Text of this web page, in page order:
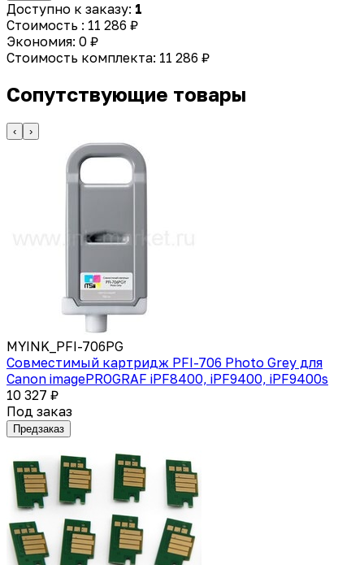
Доступно к заказу: 1
Стоимость : 11 286 ₽
Экономия: 0 ₽
Стоимость комплекта: 11 286 ₽
Сопутствующие товары
‹ ›
MYINK_PFI-706PG
Совместимый картридж PFI-706 Photo Grey для
Canon imagePROGRAF iPF8400, iPF9400, iPF9400s
10 327 ₽
Под заказ
Предзаказ